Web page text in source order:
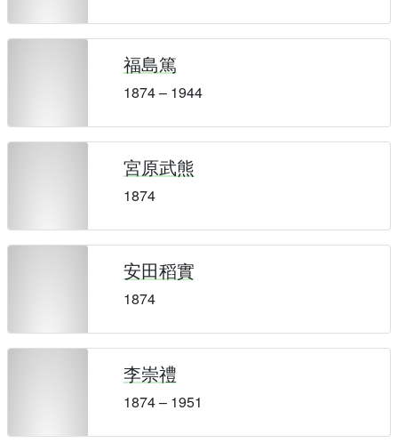
福島篤
1874 – 1944
宮原武熊
1874
安田稻實
1874
李崇禮
1874 – 1951